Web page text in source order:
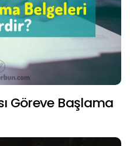
Göreve Başlama